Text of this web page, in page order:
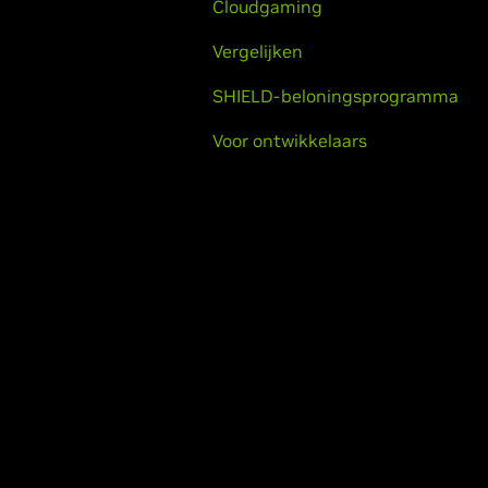
Cloudgaming
Vergelijken
SHIELD-beloningsprogramma
Voor ontwikkelaars